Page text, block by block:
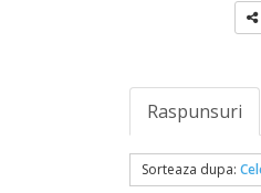
Raspunsuri
Sorteaza dupa: